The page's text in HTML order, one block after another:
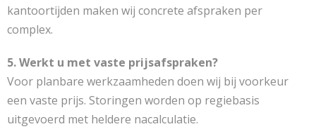
kantoortijden maken wij concrete afspraken per
complex.
5. Werkt u met vaste prijsafspraken?
Voor planbare werkzaamheden doen wij bij voorkeur
een vaste prijs. Storingen worden op regiebasis
uitgevoerd met heldere nacalculatie.